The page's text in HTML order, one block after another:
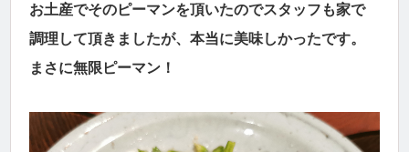
お土産でそのピーマンを頂いたのでスタッフも家で
調理して頂きましたが、本当に美味しかったです。
まさに無限ピーマン！